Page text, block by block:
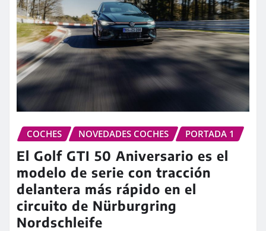
COCHES NOVEDADES COCHES PORTADA 1
El Golf GTI 50 Aniversario es el
modelo de serie con tracción
delantera más rápido en el
circuito de Nürburgring
Nordschleife